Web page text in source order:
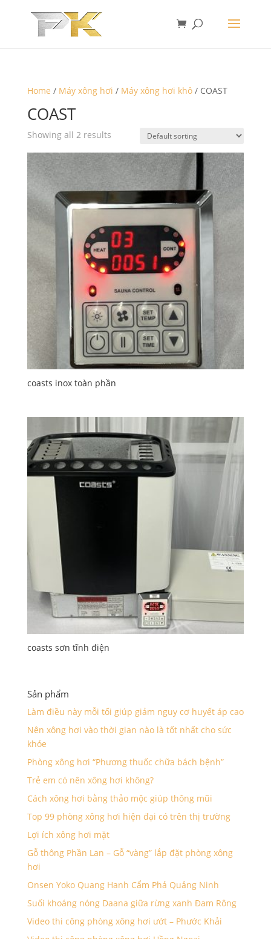
Home / Máy xông hơi / Máy xông hơi khô/ COAST
COAST
Showing all 2 results
coasts inox toàn phần
coasts sơn tĩnh điện
Sản phẩm
Làm điều này mỗi tối giúp giảm nguy cơ huyết áp cao
Nên xông hơi vào thời gian nào là tốt nhất cho sức
khỏe
Phòng xông hơi “Phương thuốc chữa bách bệnh”
Trẻ em có nên xông hơi không?
Cách xông hơi bằng thảo mộc giúp thông mũi
Top 99 phòng xông hơi hiện đại có trên thị trường
Lợi ích xông hơi mặt
Gỗ thông Phần Lan – Gỗ “vàng” lắp đặt phòng xông
hơi
Onsen Yoko Quang Hanh Cẩm Phả Quảng Ninh
Suối khoáng nóng Daana giữa rừng xanh Đam Rông
Video thi công phòng xông hơi ướt – Phước Khải